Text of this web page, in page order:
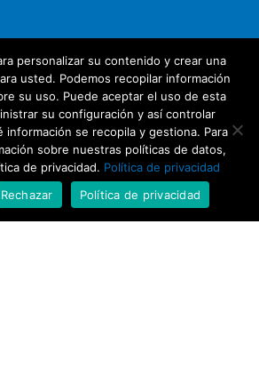
de Proveedores
boletín de actividades
personalizar su contenido y crear una
usted. Podemos recopilar información
su uso. Puede aceptar el uso de esta
su configuración y así controlar
información se recopila y gestiona. Para
sobre nuestras políticas de datos,
de privacidad. Política de privacidad
Rechazar Política de privacidad